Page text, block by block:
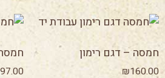
חמסה – דגם רימון
₪160.00
97.00